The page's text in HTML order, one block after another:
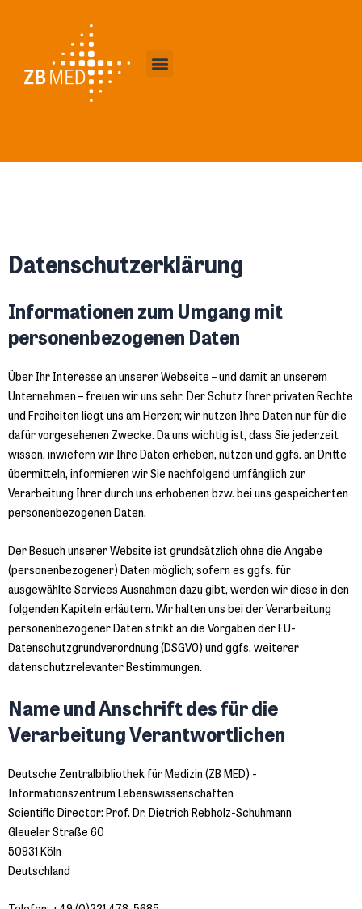
Datenschutzerklärung
Informationen zum Umgang mit
personenbezogenen Daten
Über Ihr Interesse an unserer Webseite – und damit an unserem
Unternehmen – freuen wir uns sehr. Der Schutz Ihrer privaten Rechte
und Freiheiten liegt uns am Herzen; wir nutzen Ihre Daten nur für die
dafür vorgesehenen Zwecke. Da uns wichtig ist, dass Sie jederzeit
wissen, inwiefern wir Ihre Daten erheben, nutzen und ggfs. an Dritte
übermitteln, informieren wir Sie nachfolgend umfänglich zur
Verarbeitung Ihrer durch uns erhobenen bzw. bei uns gespeicherten
personenbezogenen Daten.
Der Besuch unserer Website ist grundsätzlich ohne die Angabe
(personenbezogener) Daten möglich; sofern es ggfs. für
ausgewählte Services Ausnahmen dazu gibt, werden wir diese in den
folgenden Kapiteln erläutern. Wir halten uns bei der Verarbeitung
personenbezogener Daten strikt an die Vorgaben der EU-
Datenschutzgrundverordnung (DSGVO) und ggfs. weiterer
datenschutzrelevanter Bestimmungen.
Name und Anschrift des für die
Verarbeitung Verantwortlichen
Deutsche Zentralbibliothek für Medizin (ZB MED) -
Informationszentrum Lebenswissenschaften
Scientific Director: Prof. Dr. Dietrich Rebholz-Schuhmann
Gleueler Straße 60
50931 Köln
Deutschland